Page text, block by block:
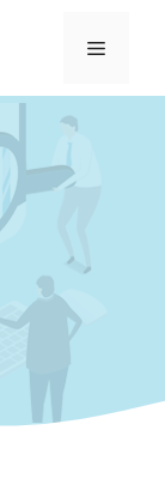
Menu